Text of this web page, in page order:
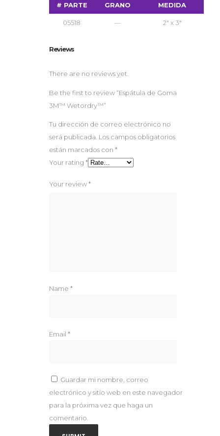
# PARTE GRANO MEDIDA
05518 — 2″ x 3″
Reviews
There are no reviews yet.
Be the first to review “Espátula de Goma
3M™ Wetordry™”
Tu dirección de correo electrónico no
será publicada. Los campos obligatorios
están marcados con *
Your rating *
Your review*
Name *
Email *
Guardar mi nombre, correo
electrónico y sitio web en este navegador
para la próxima vez que haga un
comentario.